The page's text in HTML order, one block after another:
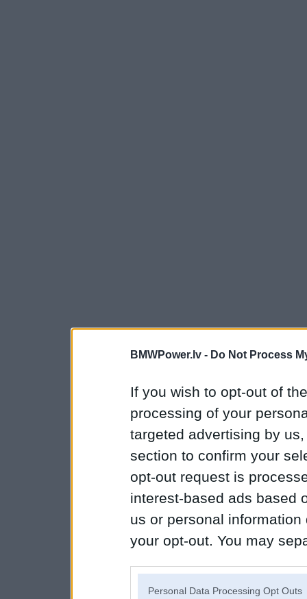
BMWPower.lv - Do Not Process
If you wish to opt-out of
processing of your
targeted advertising by
section to confirm your
opt-out request is
interest-based ads based
us or personal
your opt-out. You may
Personal Data Processing Opt Outs